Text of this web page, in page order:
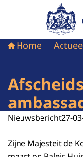
Naar de
Home
Nieuwsbericht27-
Zijne Majesteit de